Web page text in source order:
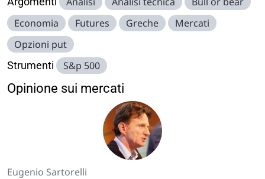
Economia
Futures Greche
Mercati
Opzioni put
Strumenti S&p 500
Opinione sui mercati
Eugenio Sartorelli